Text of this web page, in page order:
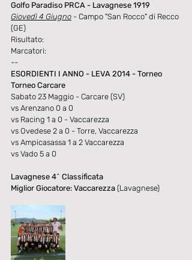
Golfo Paradiso PRCA - Lavagnese 1919
Giovedì 4 Giugno - Campo "San Rocco" di Recco
(GE)
Risultato:
Marcatori:
--
ESORDIENTI I ANNO - LEVA 2014 - Torneo
Torneo Carcare
Sabato 23 Maggio - Carcare (SV)
vs Arenzano 0 a 0
vs Racing 1 a 0 - Vaccarezza
vs Ovedese 2 a 0 - Torre, Vaccarezza
vs Ampicasassa 1 a 2 Vaccarezza
vs Vado 5 a 0
Lavagnese 4^ Classificata
Miglior Giocatore: Vaccarezza (Lavagnese)